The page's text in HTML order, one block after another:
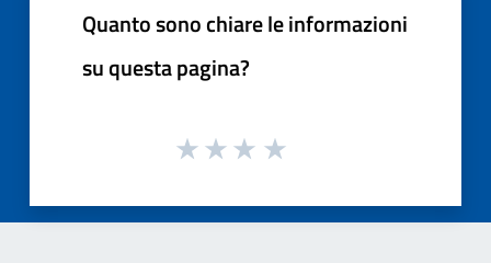
Quanto sono chiare le informazioni
su questa pagina?